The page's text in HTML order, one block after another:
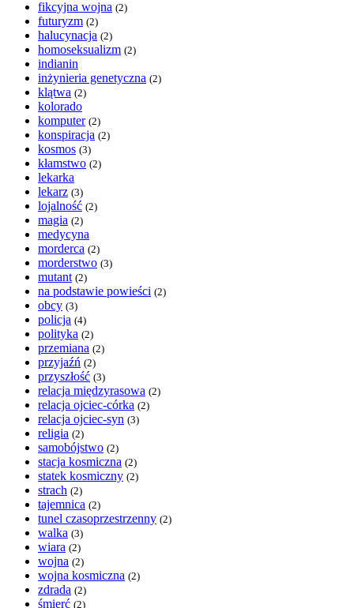
fikcyjna wojna (2)
futuryzm (2)
halucynacja (2)
homoseksualizm (2)
indianin
inżynieria genetyczna (2)
klątwa (2)
kolorado
komputer (2)
konspiracja (2)
kosmos (3)
kłamstwo (2)
lekarka
lekarz (3)
lojalność (2)
magia (2)
medycyna
morderca (2)
morderstwo (3)
mutant (2)
na podstawie powieści (2)
obcy (3)
policja (4)
polityka (2)
przemiana (2)
przyjaźń (2)
przyszłość (3)
relacja międzyrasowa (2)
relacja ojciec-córka (2)
relacja ojciec-syn (3)
religia (2)
samobójstwo (2)
stacja kosmiczna (2)
statek kosmiczny (2)
strach (2)
tajemnica (2)
tunel czasoprzestrzenny (2)
walka (3)
wiara (2)
wojna (2)
wojna kosmiczna (2)
zdrada (2)
śmierć (2)